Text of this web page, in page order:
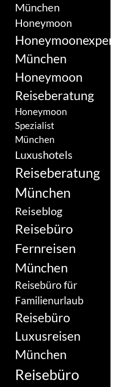
München
Honeymoon
München
Honeymoon
Reiseberatung
Honeymoon
Spezialist
München
Luxushotels
Reiseberatung
München
Reiseblog
Reisebüro
Fernreisen
München
Reisebüro für
Familienurlaub
Reisebüro
Luxusreisen
München
Reisebüro